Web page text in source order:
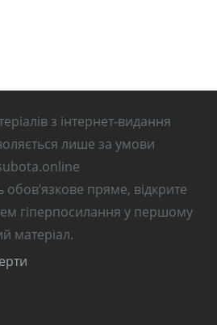
з інтернет-видання
лише за умови
обов’язкове пряме, відкрите
гіперпосилання у першому
матеріал.